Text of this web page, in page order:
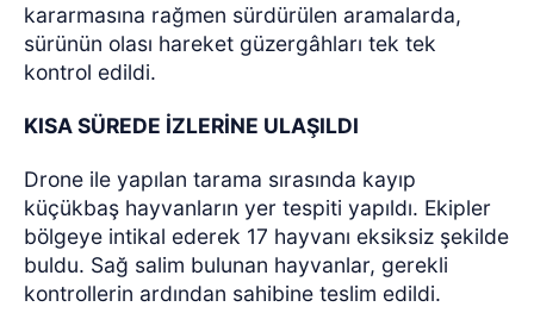
kararmasına rağmen sürdürülen aramalarda,
sürünün olası hareket güzergâhları tek tek
kontrol edildi.
KISA SÜREDE İZLERİNE ULAŞILDI
Drone ile yapılan tarama sırasında kayıp
küçükbaş hayvanların yer tespiti yapıldı. Ekipler
bölgeye intikal ederek 17 hayvanı eksiksiz şekilde
buldu. Sağ salim bulunan hayvanlar, gerekli
kontrollerin ardından sahibine teslim edildi.